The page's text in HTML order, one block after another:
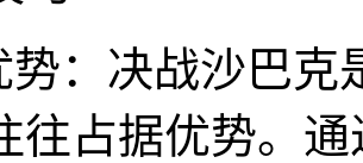
势：决战沙巴
往占据优势。